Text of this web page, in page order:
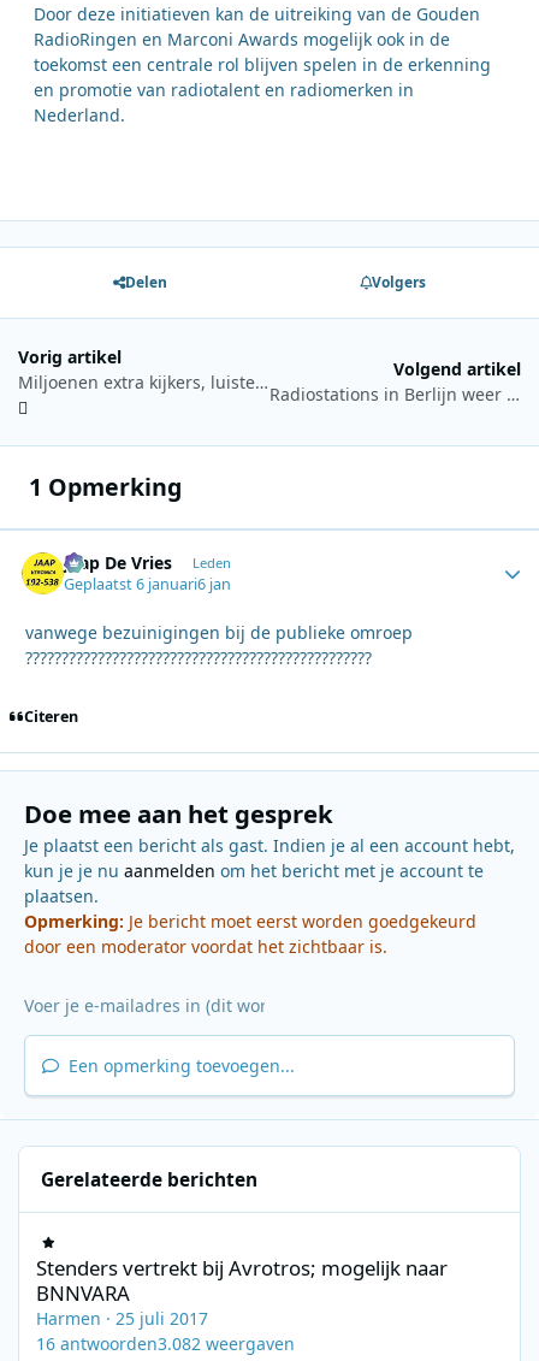
Door deze initiatieven kan de uitreiking van de Gouden
RadioRingen en Marconi Awards mogelijk ook in de
toekomst een centrale rol blijven spelen in de erkenning
en promotie van radiotalent en radiomerken in
Nederland.
Delen Volgers
Vorig artikel
Miljoenen extra kijkers, luisteraars en volgers voor 3FM Serious Request
Volgend artikel
Radiostations in Berlijn weer in de lucht na grote stroomstoring
1 Opmerking
Jaap De Vries Leden
Geplaatst6 januari6 jan
vanwege bezuinigingen bij de publieke omroep
????????????????????????????????????????????????
Citeren
Doe mee aan het gesprek
Je plaatst een bericht als gast. Indien je al een account hebt,
kun je je nu aanmelden om het bericht met je account te
plaatsen.
Opmerking: Je bericht moet eerst worden goedgekeurd
door een moderator voordat het zichtbaar is.
Een opmerking toevoegen...
Gerelateerde berichten
Stenders vertrekt bij Avrotros; mogelijk naar
BNNVARA
Harmen · 25 juli 2017
16 antwoorden3.082 weergaven